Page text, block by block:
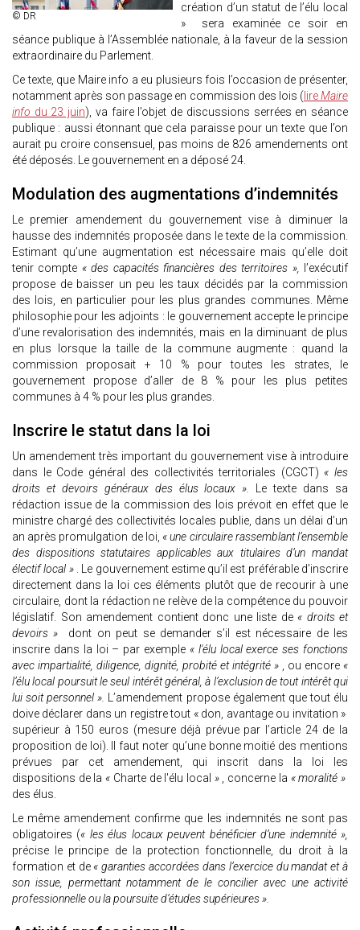
© DR
création d’un statut de l’élu local
» sera examinée ce soir en
séance publique à l’Assemblée nationale, à la faveur de la session
extraordinaire du Parlement.
Ce texte, que Maire info a eu plusieurs fois l’occasion de présenter,
notamment après son passage en commission des lois ( lireMaire
info du 23 juin), va faire l’objet de discussions serrées en séance
publique : aussi étonnant que cela paraisse pour un texte que l’on
aurait pu croire consensuel, pas moins de 826 amendements ont
été déposés. Le gouvernement en a déposé 24.
Modulation des augmentations d’indemnités
Le premier amendement du gouvernement vise à diminuer la
hausse des indemnités proposée dans le texte de la commission.
Estimant qu’une augmentation est nécessaire mais qu’elle doit
tenir compte « des capacités financières des territoires », l’exécutif
propose de baisser un peu les taux décidés par la commission
des lois, en particulier pour les plus grandes communes. Même
philosophie pour les adjoints : le gouvernement accepte le principe
d’une revalorisation des indemnités, mais en la diminuant de plus
en plus lorsque la taille de la commune augmente : quand la
commission proposait + 10 % pour toutes les strates, le
gouvernement propose d’aller de 8 % pour les plus petites
communes à 4 % pour les plus grandes.
Inscrire le statut dans la loi
Un amendement très important du gouvernement vise à introduire
dans le Code général des collectivités territoriales (CGCT) « les
droits et devoirs généraux des élus locaux ». Le texte dans sa
rédaction issue de la commission des lois prévoit en effet que le
ministre chargé des collectivités locales publie, dans un délai d’un
an après promulgation de loi, « une circulaire rassemblant l’ensemble
des dispositions statutaires applicables aux titulaires d’un mandat
électif local » . Le gouvernement estime qu’il est préférable d’inscrire
directement dans la loi ces éléments plutôt que de recourir à une
circulaire, dont la rédaction ne relève de la compétence du pouvoir
législatif. Son amendement contient donc une liste de « droits et
devoirs »
dont on peut se demander s’il est nécessaire de les
inscrire dans la loi – par exemple « l'élu local exerce ses fonctions
avec impartialité, diligence, dignité, probité et intégrité » , ou encore «
l’élu local poursuit le seul intérêt général, à l’exclusion de tout intérêt qui
lui soit personnel ». L’amendement propose également que tout élu
doive déclarer dans un registre tout « don, avantage ou invitation »
supérieur à 150 euros (mesure déjà prévue par l’article 24 de la
proposition de loi). Il faut noter qu’une bonne moitié des mentions
prévues par cet amendement, qui inscrit dans la loi les
dispositions de la « Charte de l'élu local » , concerne la « moralité »
des élus.
Le même amendement confirme que les indemnités ne sont pas
obligatoires (« les élus locaux peuvent bénéficier d’une indemnité »,
précise le principe de la protection fonctionnelle, du droit à la
formation et de « garanties accordées dans l’exercice du mandat et à
son issue, permettant notamment de le concilier avec une activité
professionnelle ou la poursuite d’études supérieures ».